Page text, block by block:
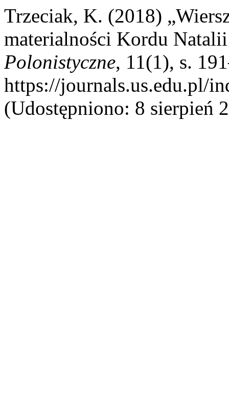
Trzeciak, K. (2018)
materialności Kordu
Polonistyczne, 11(1), s.
https://journals.us.edu.pl/
(Udostępniono: 8 sierpień